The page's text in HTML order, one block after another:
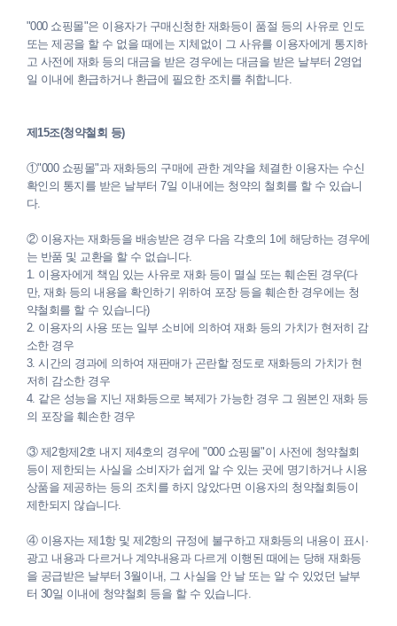
"000 쇼핑몰"은 이용자가 구매신청한 재화등이 품절 등의 사유로 인도
또는 제공을 할 수 없을 때에는 지체없이 그 사유를 이용자에게 통지하
고 사전에 재화 등의 대금을 받은 경우에는 대금을 받은 날부터 2영업
일 이내에 환급하거나 환급에 필요한 조치를 취합니다.
제15조(청약철회 등)
①"000 쇼핑몰"과 재화등의 구매에 관한 계약을 체결한 이용자는 수신
확인의 통지를 받은 날부터 7일 이내에는 청약의 철회를 할 수 있습니
다.
② 이용자는 재화등을 배송받은 경우 다음 각호의 1에 해당하는 경우에
는 반품 및 교환을 할 수 없습니다.
1. 이용자에게 책임 있는 사유로 재화 등이 멸실 또는 훼손된 경우(다
만, 재화 등의 내용을 확인하기 위하여 포장 등을 훼손한 경우에는 청
약철회를 할 수 있습니다)
2. 이용자의 사용 또는 일부 소비에 의하여 재화 등의 가치가 현저히 감
소한 경우
3. 시간의 경과에 의하여 재판매가 곤란할 정도로 재화등의 가치가 현
저히 감소한 경우
4. 같은 성능을 지닌 재화등으로 복제가 가능한 경우 그 원본인 재화 등
의 포장을 훼손한 경우
③ 제2항제2호 내지 제4호의 경우에 "000 쇼핑몰"이 사전에 청약철회
등이 제한되는 사실을 소비자가 쉽게 알 수 있는 곳에 명기하거나 시용
상품을 제공하는 등의 조치를 하지 않았다면 이용자의 청약철회등이
제한되지 않습니다.
④ 이용자는 제1항 및 제2항의 규정에 불구하고 재화등의 내용이 표시·
광고 내용과 다르거나 계약내용과 다르게 이행된 때에는 당해 재화등
을 공급받은 날부터 3월이내, 그 사실을 안 날 또는 알 수 있었던 날부
터 30일 이내에 청약철회 등을 할 수 있습니다.